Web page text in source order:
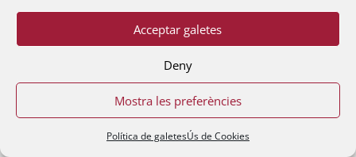
Acceptar galetes
Deny
Mostra les preferències
Política de galetesÚs de Cookies